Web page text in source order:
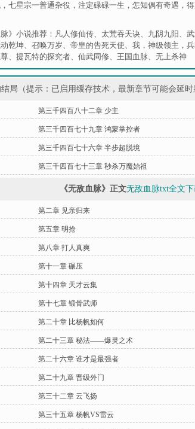
七星宗一普通杂役，注定碌碌一生，怎知偶有奇遇，
脉》小说推荐： 凡人修仙传、 太荒吞天诀、 九阴九阳 、
乾坤、 召唤万岁、 帝皇的告死天使、 我，神级领主，兵
、 提瓦特的探究者、 仙武同修、 王国血脉、 无上杀神
结局（提示：已启用缓存技术，最新章节可能会延
第三千四百八十二章 少主
第三千四百七十九章 鸿蒙掌控者
第三千四百七十六章 半步超脱境
第三千四百七十三章 秒杀万魔始祖
《无敌血脉》正文无敌血脉txt全文
第二章 见亲归来
第五章 明抢
第八章 打人真爽
第十一章 碾压
第十四章 天才云集
第十七章 锻骨武师
第二十章 比杨帆如何
第二十三章 秘法——爆灵之术
第二十六章 谁才是最强者
第二十九章 晋级外门
第三十二章 云飞扬
第三十五章 杨帆VS雷云